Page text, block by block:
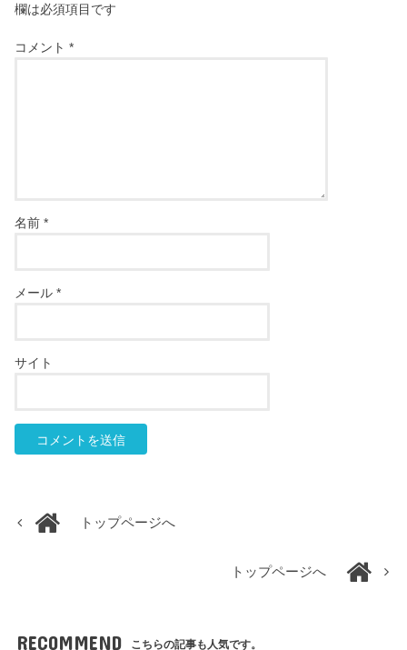
欄は必須項目です
コメント*
名前*
メール*
サイト
トップページへ
トップページへ
RECOMMEND こちらの記事も人気です。